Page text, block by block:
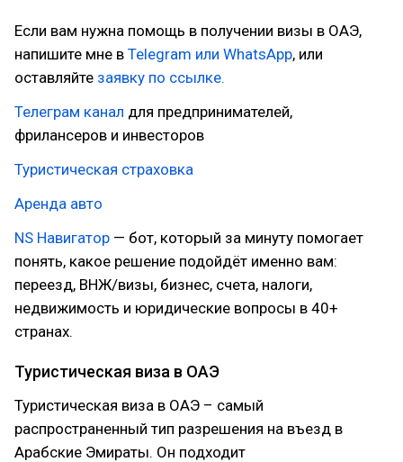
Если вам нужна помощь в получении визы в ОАЭ,
напишите мне в Telegram или WhatsApp, или
оставляйте заявку по ссылке.
Телеграм канал для предпринимателей,
фрилансеров и инвесторов
Туристическая страховка
Аренда авто
NS Навигатор — бот, который за минуту помогает
понять, какое решение подойдёт именно вам:
переезд, ВНЖ/визы, бизнес, счета, налоги,
недвижимость и юридические вопросы в 40+
странах.
Туристическая виза в ОАЭ
Туристическая виза в ОАЭ – самый
распространенный тип разрешения на въезд в
Арабские Эмираты. Он подходит